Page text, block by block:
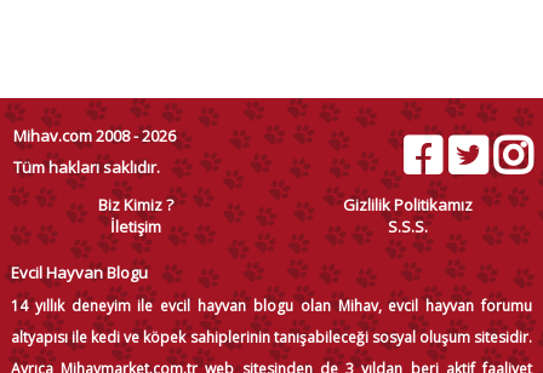
Mihav.com 2008 - 2026
Tüm hakları saklıdır.
Biz Kimiz ?
Gizlilik Politikamız
İletişim
S.S.S.
Evcil Hayvan Blogu
14 yıllık deneyim ile evcil hayvan blogu olan Mihav, evcil hayvan forumu
altyapısı ile kedi ve köpek sahiplerinin tanışabileceği sosyal oluşum sitesidir.
Ayrıca Mihavmarket.com.tr web sitesinden de 3 yıldan beri aktif faaliyet